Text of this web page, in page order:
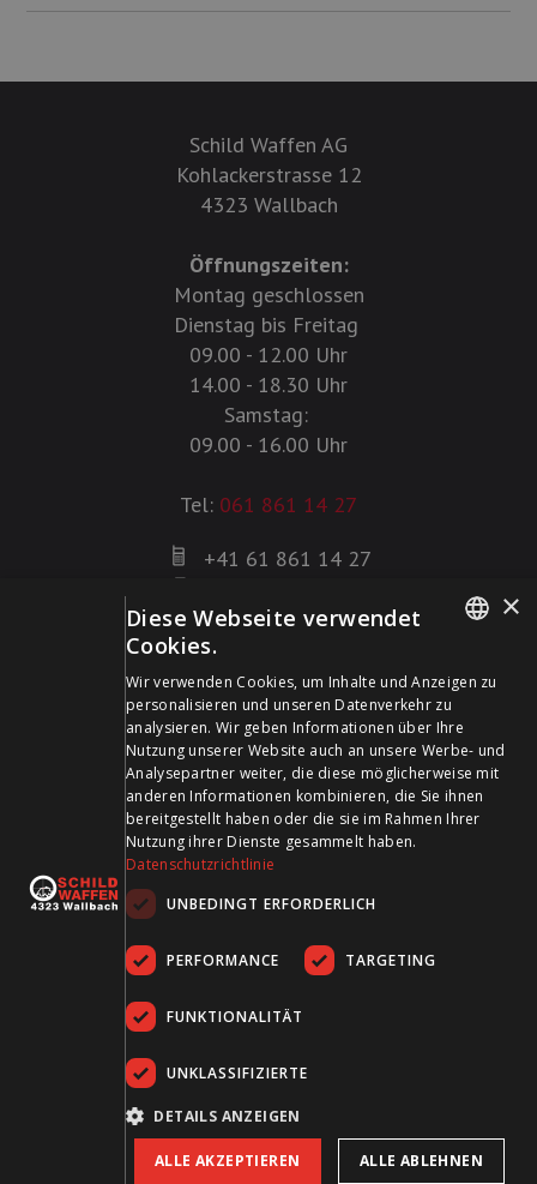
Schild Waffen AG
Kohlackerstrasse 12
4323 Wallbach
Öffnungszeiten:
Montag geschlossen
Dienstag bis Freitag
09.00 - 12.00 Uhr
14.00 - 18.30 Uhr
Samstag:
09.00 - 16.00 Uhr
Tel: 061 861 14 27
+41 61 861 14 27
info@schildwaffen.ch
Zahlungsmittel
Besuchen Sie uns in den Sozialen Medien und bleiben Sie
auf dem Laufenden!
FRENCH
×
Diese Webseite verwendet
Cookies.
Wir verwenden Cookies, um Inhalte und Anzeigen zu
personalisieren und unseren Datenverkehr zu
analysieren. Wir geben Informationen über Ihre
Nutzung unserer Website auch an unsere Werbe- und
Analysepartner weiter, die diese möglicherweise mit
anderen Informationen kombinieren, die Sie ihnen
bereitgestellt haben oder die sie im Rahmen Ihrer
Nutzung ihrer Dienste gesammelt haben.
Datenschutzrichtlinie
UNBEDINGT ERFORDERLICH
PERFORMANCE TARGETING
FUNKTIONALITÄT
UNKLASSIFIZIERTE
DETAILS ANZEIGEN
ALLE AKZEPTIEREN ALLE ABLEHNEN